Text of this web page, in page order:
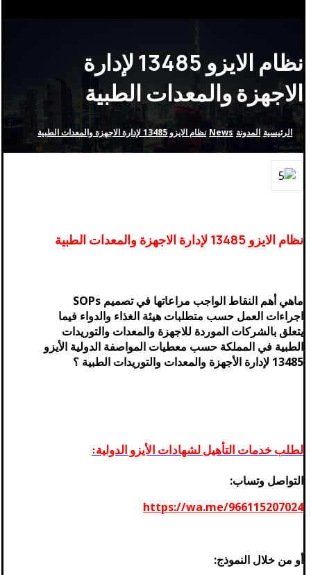
نظام الايزو 13485 لإدارة
الاجهزة والمعدات الطبية
الرئيسية المدونة News نظام الايزو 13485 لإدارة الاجهزة والمعدات الطبية
نظام الايزو 13485 لإدارة الاجهزة والمعدات الطبية
ماهي أهم النقاط الواجب مراعاتها في تصميم SOPs
اجراءات العمل حسب متطلبات هيئة الغذاء والدواء فيما
يتعلق بالشركات الموردة للاجهزة والمعدات والتوريدات
الطبية في المملكة حسب معطيات المواصفة الدولية الأيزو
13485 لإدارة الأجهزة والمعدات والتوريدات الطبية ؟
لطلب خدمات التأهيل لشهادات الأيزو الدولية:
التواصل وتساب:
https://wa.me/966115207024
أو من خلال النموذج: